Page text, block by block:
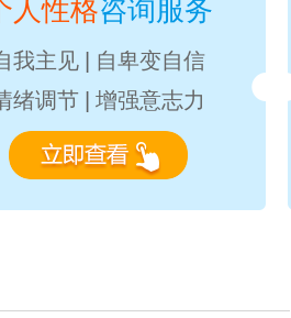
人性格咨询服务
我主见
自卑变自信
绪调节
增强意志力